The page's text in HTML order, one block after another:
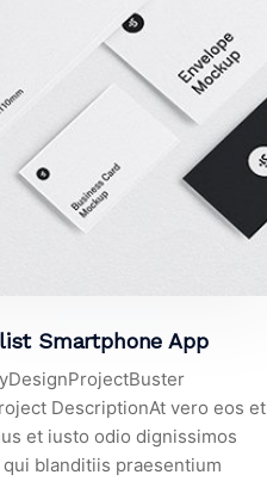
Smartphone App
DescriptionAt vero eos et
et iusto odio dignissimos
blanditiis praesentium